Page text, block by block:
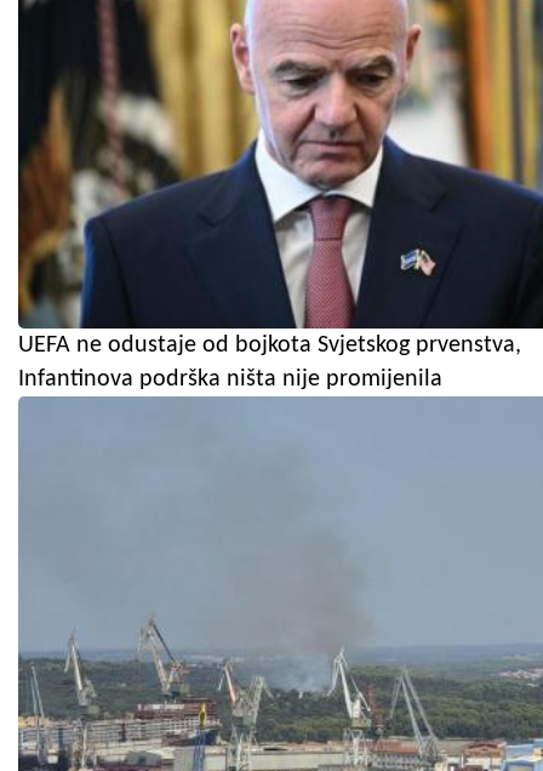
UEFA ne odustaje od bojkota Svjetskog prvenstva,
Infantinova podrška ništa nije promijenila